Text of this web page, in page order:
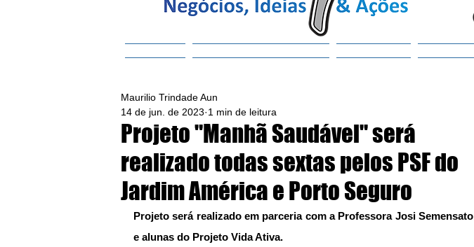
Projeto "Manhã Saudável" será
realizado todas sextas pelos PSF do
Jardim América e Porto Seguro
Maurilio Trindade Aun
14 de jun. de 2023 1 min de leitura
Projeto será realizado em parceria com a Professora Josi Semensato
e alunas do Projeto Vida Ativa.